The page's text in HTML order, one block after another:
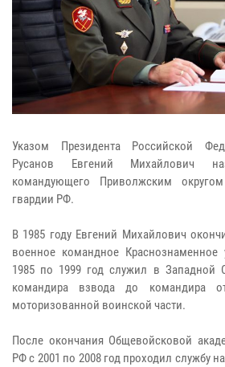
Указом Президента Российской
Русанов Евгений Михайлович
командующего Приволжским
гвардии РФ.
В 1985 году Евгений Михайлович
военное командное
1985 по 1999 год служил в Западной
командира взвода до командира
моторизованной воинской части.
После окончания Общевойсковой
РФ с 2001 по 2008 год проходил службу